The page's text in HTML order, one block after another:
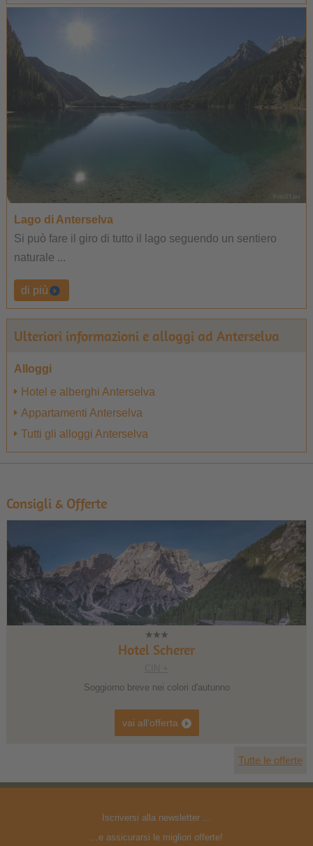
Lago di Anterselva
Si può fare il giro di tutto il lago seguendo un sentiero
naturale ...
di più
Ulteriori informazioni e alloggi ad Anterselva
Alloggi
Hotel e alberghi Anterselva
Appartamenti Anterselva
Tutti gli alloggi Anterselva
Consigli & Offerte
Hotel Scherer
Soggiorno breve nei colori d'autunno
vai all'offerta
Tutte le offerte
Iscriversi alla newsletter ...
...e assicurarsi le migliori offerte!